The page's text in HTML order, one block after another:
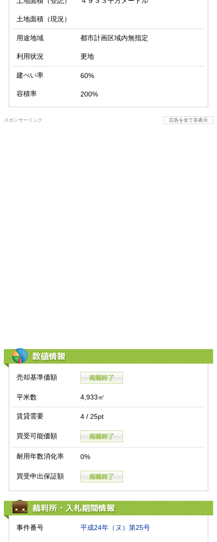
土地面積（現況）
用途地域 都市計画区域内無指定
利用状況 更地
建ぺい率 60%
容積率 200%
スポンサーリンク 広告を全て非表示
数値情報
売却基準価額
平米数 4,933㎡
賃貸需要 4 / 25pt
買受可能価額
耐用年数消化率 0%
買受申出保証額
裁判所・入札期間情報
事件番号 平成24年（ヌ）第25号